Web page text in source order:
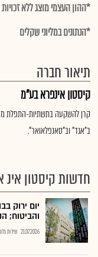
*ההון העצמי מוצג ללא
*הנתונים במליוני שקלים
תיאור חברה
קיסטון אינפרא בע"מ
קרן להשקעה בתשתיות-התפלת
ב"אגד" וב"סאנפלאואר".
חדשות קיסטון אינ
והביטוח;
21.07.2026 שירות